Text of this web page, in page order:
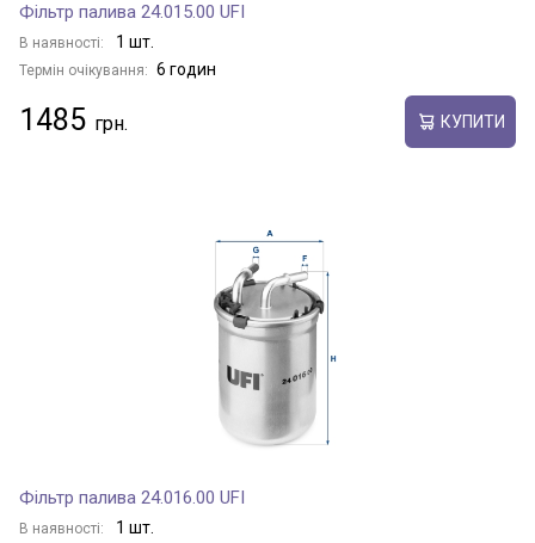
Фільтр палива 24.015.00 UFI
В наявності: 1 шт.
Термін очікування: 6 годин
1485 КУПИТИ
Фільтр палива 24.016.00 UFI
В наявності: 1 шт.